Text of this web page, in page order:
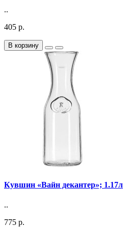
..
405 р.
В корзину
Кувшин «Вайн декантер»; 1.17л
..
775 р.